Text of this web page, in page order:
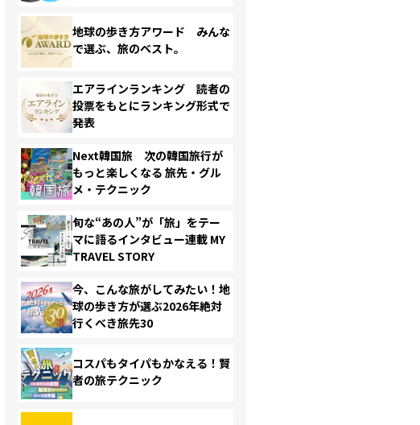
地球の歩き方アワード みんな
で選ぶ、旅のベスト。
エアラインランキング 読者の
投票をもとにランキング形式で
発表
Next韓国旅 次の韓国旅行が
もっと楽しくなる 旅先・グル
メ・テクニック
旬な“あの人”が「旅」をテー
マに語るインタビュー連載 MY
TRAVEL STORY
今、こんな旅がしてみたい！地
球の歩き方が選ぶ2026年絶対
行くべき旅先30
コスパもタイパもかなえる！賢
者の旅テクニック